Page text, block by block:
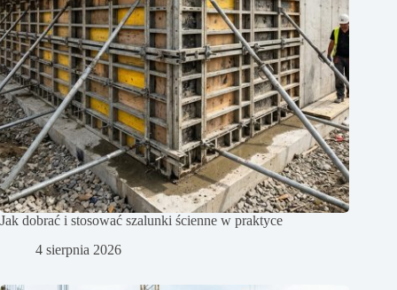
Jak dobrać i stosować szalunki ścienne w praktyce
4 sierpnia 2026